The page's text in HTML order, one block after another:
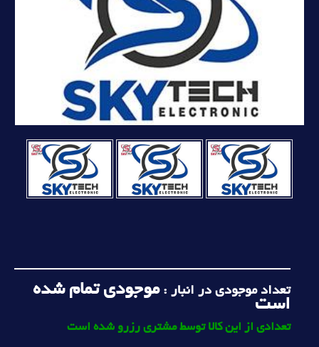
تعداد موجودی در انبار :موجودی تمام شده
است
تعدادی از این کالا توسط مشتری رزرو شده است